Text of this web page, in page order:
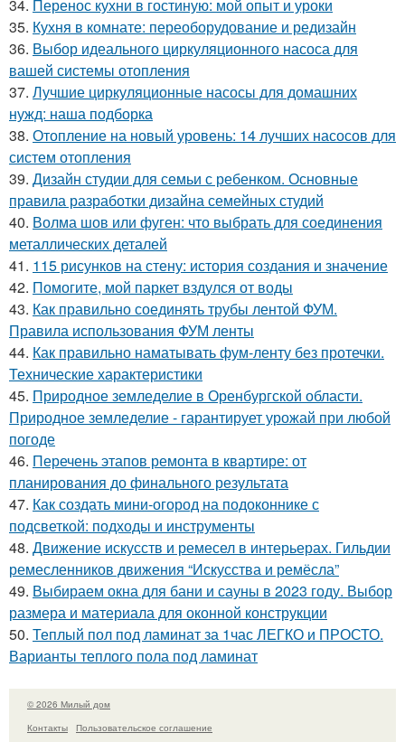
34. Перенос кухни в гостиную: мой опыт и уроки
35. Кухня в комнате: переоборудование и редизайн
36. Выбор идеального циркуляционного насоса для
вашей системы отопления
37. Лучшие циркуляционные насосы для домашних
нужд: наша подборка
38. Отопление на новый уровень: 14 лучших насосов для
систем отопления
39. Дизайн студии для семьи с ребенком. Основные
правила разработки дизайна семейных студий
40. Волма шов или фуген: что выбрать для соединения
металлических деталей
41. 115 рисунков на стену: история создания и значение
42. Помогите, мой паркет вздулся от воды
43. Как правильно соединять трубы лентой ФУМ.
Правила использования ФУМ ленты
44. Как правильно наматывать фум-ленту без протечки.
Технические характеристики
45. Природное земледелие в Оренбургской области.
Природное земледелие - гарантирует урожай при любой
погоде
46. Перечень этапов ремонта в квартире: от
планирования до финального результата
47. Как создать мини-огород на подоконнике с
подсветкой: подходы и инструменты
48. Движение искусств и ремесел в интерьерах. Гильдии
ремесленников движения “Искусства и ремёсла”
49. Выбираем окна для бани и сауны в 2023 году. Выбор
размера и материала для оконной конструкции
50. Теплый пол под ламинат за 1час ЛЕГКО и ПРОСТО.
Варианты теплого пола под ламинат
© 2026 Милый дом
Контакты
Пользовательское соглашение